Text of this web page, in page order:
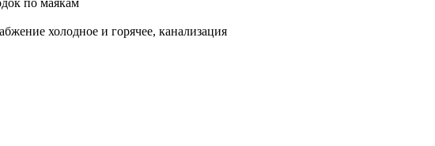
холодное и горячее, канализация